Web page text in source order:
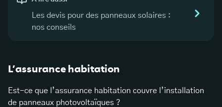
Les devis pour des panneaux solaires :
nos conseils
L’assurance habitation
Est-ce que l’assurance habitation couvre l’installation
de panneaux photovoltaïques ?